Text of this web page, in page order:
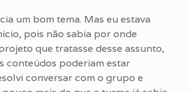
um bom tema. Mas eu estava
pois não sabia por onde
que tratasse desse assunto,
conteúdos poderiam estar
conversar com o grupo e